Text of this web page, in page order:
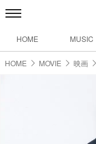
HOME MUSIC
HOME MOVIE 映画